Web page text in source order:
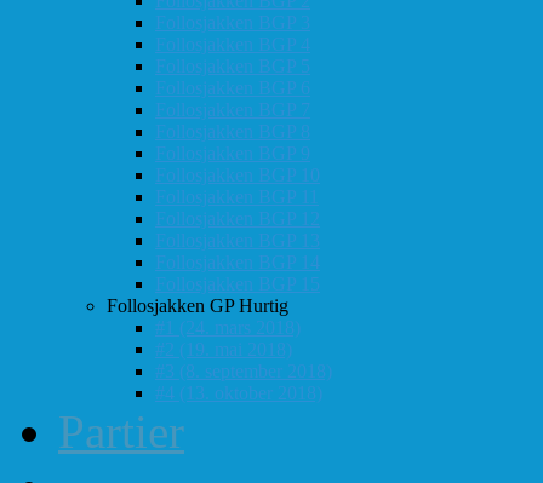
Follosjakken BGP 3
Follosjakken BGP 4
Follosjakken BGP 5
Follosjakken BGP 6
Follosjakken BGP 7
Follosjakken BGP 8
Follosjakken BGP 9
Follosjakken BGP 10
Follosjakken BGP 11
Follosjakken BGP 12
Follosjakken BGP 13
Follosjakken BGP 14
Follosjakken BGP 15
Follosjakken GP Hurtig
#1 (24. mars 2018)
#2 (19. mai 2018)
#3 (8. september 2018)
#4 (13. oktober 2018)
Partier